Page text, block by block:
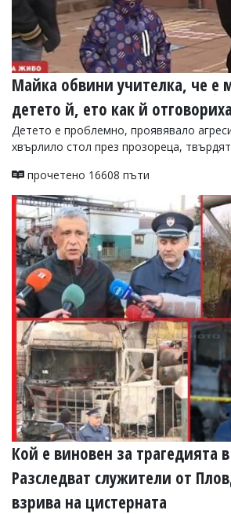
Майка обвини учителка, че е
детето й, ето как й отговориха
Детето е проблемно, проявявало
хвърлило стол през прозореца,
прочетено 16608 пъти
Кой е виновен за трагедията в
Разследват служители от
взрива на цистерната